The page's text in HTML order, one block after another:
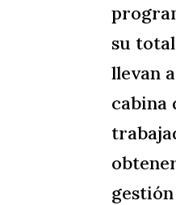
su
llevan
cabina